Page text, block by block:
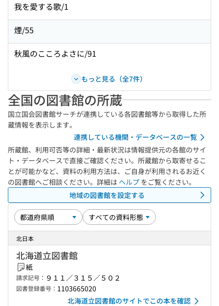
我を愛する歌/1
煙/55
秋風のこころよさに/91
もっと見る（全7件）
全国の図書館の所蔵
国立国会図書館サーチが連携している各図書館等から取得した所
蔵情報を表示します。
連携している機関・データベースの一覧
所蔵館、利用可否等の詳細・最新状況は情報提供元の各館のサイ
ト・データベースで直接ご確認ください。所蔵館から取寄せるこ
とが可能かなど、資料の利用方法は、ご自身が利用されるお近く
の図書館へご相談ください。詳細は ヘルプ をご覧ください。
地域の図書館を設定する
北日本
北海道立図書館
紙
請求記号： ９１１／３１５／５０２
図書登録番号： 1103665020
北海道立図書館のサイトでこの本を確認